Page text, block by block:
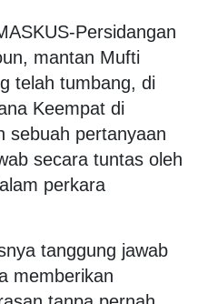
Persidangan
mantan Mufti
telah tumbang, di
Keempat di
sebuah pertanyaan
secara tuntas oleh
perkara
tanggung jawab
memberikan